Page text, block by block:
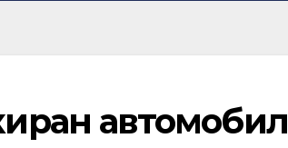
автомобил